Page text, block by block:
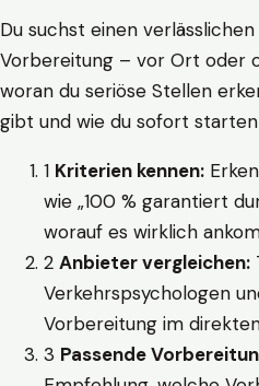
Du suchst einen
Vorbereitung – vor Ort oder
woran du seriöse Stellen
gibt und wie du sofort
1 Kriterien kennen:
wie „100 % garantiert
worauf es wirklich
2 Anbieter vergleichen:
Verkehrspsychologen
Vorbereitung im
3 Passende